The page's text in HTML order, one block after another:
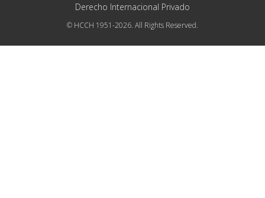
Derecho Internacional Privado
© HCCH 1951-2026. All Rights Reserved.